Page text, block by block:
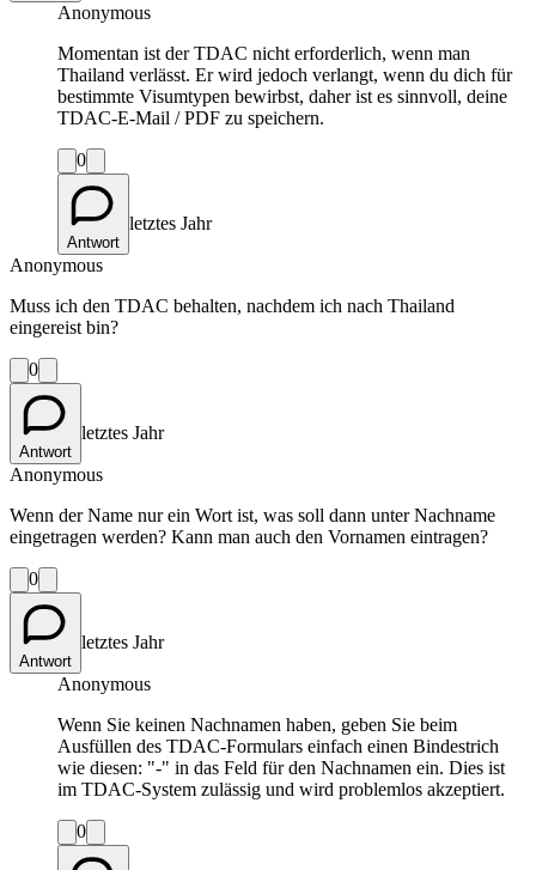
Anonymous
Momentan ist der TDAC nicht erforderlich, wenn man
Thailand verlässt. Er wird jedoch verlangt, wenn du dich für
bestimmte Visumtypen bewirbst, daher ist es sinnvoll, deine
TDAC-E-Mail / PDF zu speichern.
0
Antwort
letztes Jahr
Anonymous
Muss ich den TDAC behalten, nachdem ich nach Thailand
eingereist bin?
0
Antwort
letztes Jahr
Anonymous
Wenn der Name nur ein Wort ist, was soll dann unter Nachname
eingetragen werden? Kann man auch den Vornamen eintragen?
0
Antwort
letztes Jahr
Anonymous
Wenn Sie keinen Nachnamen haben, geben Sie beim
Ausfüllen des TDAC-Formulars einfach einen Bindestrich
wie diesen: "-" in das Feld für den Nachnamen ein. Dies ist
im TDAC-System zulässig und wird problemlos akzeptiert.
0